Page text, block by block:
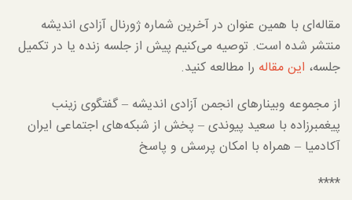
مقاله‌ای با همین عنوان در آخرین شماره ژورنال آزادی اندیشه
منتشر شده است. توصیه می‌کنیم پیش از جلسه زنده یا در تکمیل
جلسه، این مقاله را مطالعه کنید.
از مجموعه وبینارهای انجمن آزادی اندیشه – گفتگوی زینب
پیغمبرزاده با سعید پیوندی – پخش از شبکه‌های اجتماعی ایران
آکادمیا – همراه با امکان پرسش و پاسخ
****